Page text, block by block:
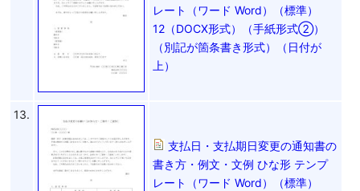
レート（ワード Word）（標準）
12（DOCX形式）（手紙形式②）
（別記が箇条書き形式）（日付が
上）
13.
支払日・支払期日変更の通知書の
書き方・例文・文例 ひな形 テンプ
レート（ワード Word）（標準）